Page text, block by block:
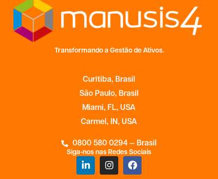
Transformando a Gestão de Ativos.
Curitiba, Brasil
São Paulo, Brasil
Miami, FL, USA
Carmel, IN, USA
0800 580 0294 — Brasil
Siga-nos nas Redes Sociais